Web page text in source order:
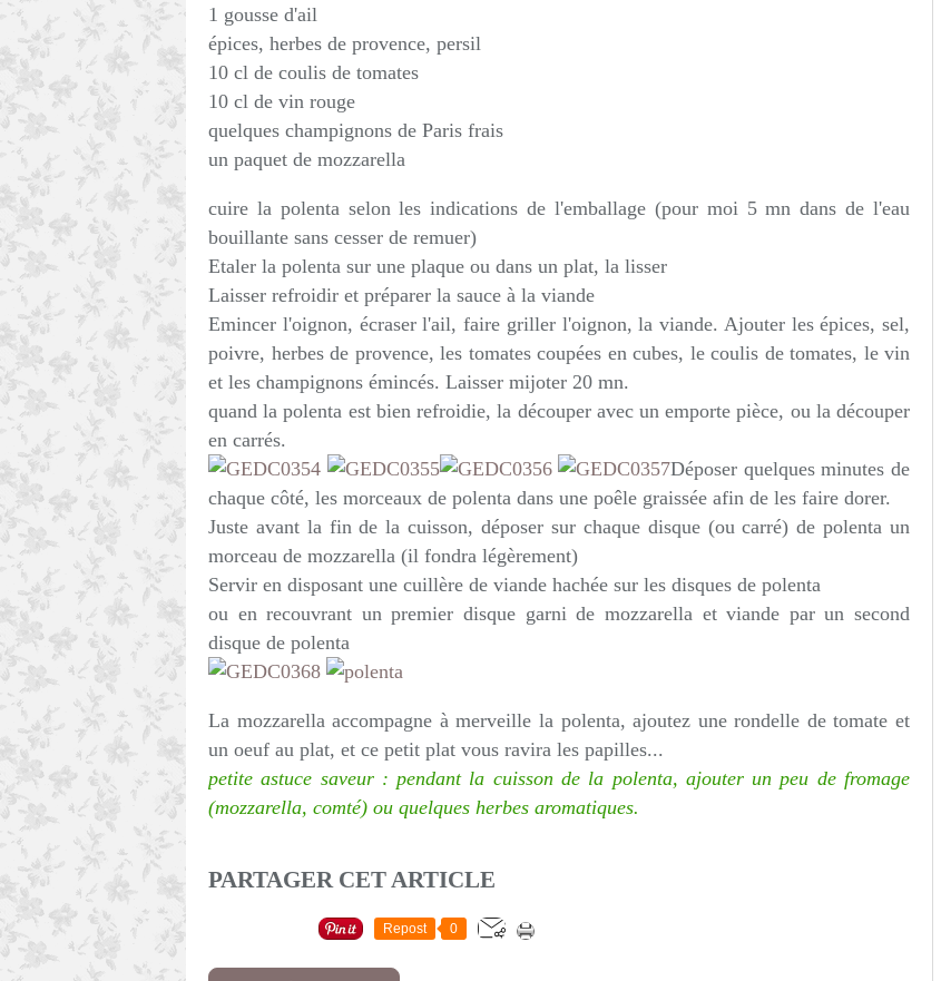
1 gousse d'ail
épices, herbes de provence, persil
10 cl de coulis de tomates
10 cl de vin rouge
quelques champignons de Paris frais
un paquet de mozzarella
cuire la polenta selon les indications de l'emballage (pour moi 5 mn dans de l'eau
bouillante sans cesser de remuer)
Etaler la polenta sur une plaque ou dans un plat, la lisser
Laisser refroidir et préparer la sauce à la viande
Emincer l'oignon, écraser l'ail, faire griller l'oignon, la viande. Ajouter les épices, sel,
poivre, herbes de provence, les tomates coupées en cubes, le coulis de tomates, le vin
et les champignons émincés. Laisser mijoter 20 mn.
quand la polenta est bien refroidie, la découper avec un emporte pièce, ou la découper
en carrés.
Déposer quelques minutes de
chaque côté, les morceaux de polenta dans une poêle graissée afin de les faire dorer.
Juste avant la fin de la cuisson, déposer sur chaque disque (ou carré) de polenta un
morceau de mozzarella (il fondra légèrement)
Servir en disposant une cuillère de viande hachée sur les disques de polenta
ou en recouvrant un premier disque garni de mozzarella et viande par un second
disque de polenta
La mozzarella accompagne à merveille la polenta, ajoutez une rondelle de tomate et
un oeuf au plat, et ce petit plat vous ravira les papilles...
petite astuce saveur : pendant la cuisson de la polenta, ajouter un peu de fromage
(mozzarella, comté) ou quelques herbes aromatiques.
PARTAGER CET ARTICLE
Repost 0